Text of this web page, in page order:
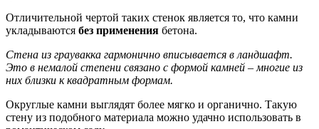
Отличительной чертой таких стенок является то, что камни
укладываются без применения бетона.
Стена из граувакка гармонично вписывается в ландшафт.
Это в немалой степени связано с формой камней – многие из
них близки к квадратным формам.
Округлые камни выглядят более мягко и органично. Такую
стену из подобного материала можно удачно использовать в